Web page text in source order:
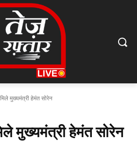
मुख्यमंत्री हेमंत सोरेन
मुख्यमंत्री हेमंत सोरेन